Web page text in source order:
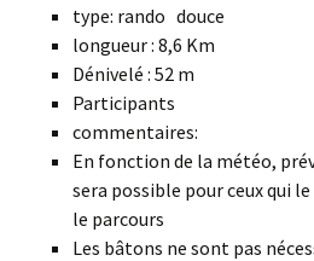
type: rando douce
longueur : 8,6 Km
Dénivelé : 52 m
Participants
commentaires:
En fonction de la météo,
sera possible pour ceux qui
le parcours
Les bâtons ne sont pas